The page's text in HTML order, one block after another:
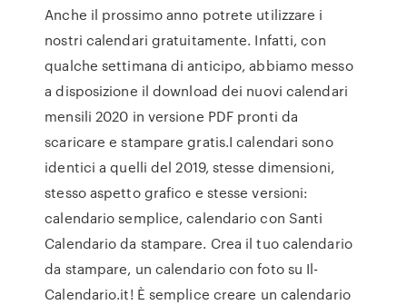
Anche il prossimo anno potrete utilizzare i
nostri calendari gratuitamente. Infatti, con
qualche settimana di anticipo, abbiamo messo
a disposizione il download dei nuovi calendari
mensili 2020 in versione PDF pronti da
scaricare e stampare gratis.I calendari sono
identici a quelli del 2019, stesse dimensioni,
stesso aspetto grafico e stesse versioni:
calendario semplice, calendario con Santi
Calendario da stampare. Crea il tuo calendario
da stampare, un calendario con foto su Il-
Calendario.it! È semplice creare un calendario